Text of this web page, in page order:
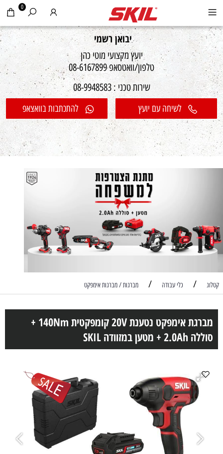
יבואן רשמי
יועץ מקצועי מוטי כהן
טלפון/וואטסאפ 08-6167899
שירות טכני : 08-9948583
לשיחה עם יועץ להתכתבות בוואצאפ
0
קטלוג / כלי עבודה / מברגות / מברגות אימפקט
מברגת אימפקט נטענת 20V קומפקטית 140Nm +
סוללה 2.0Ah + מטען במזוודה SKIL